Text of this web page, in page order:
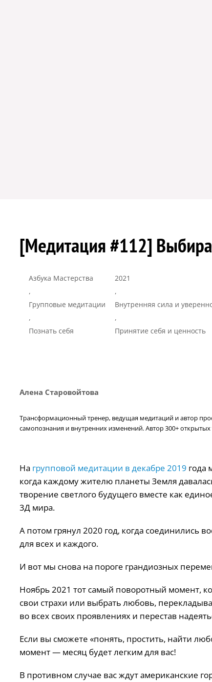
[Медитация #112]
Азбука Мастерства
,
Групповые медитации
,
Познать себя
2021
,
Внутренняя сила и
,
Принятие себя и ценность
Алена Старовойтова
Трансформационный тренер, ведущая медитаций и автор
самопознания и внутренних изменений. Автор 300+
На групповой медитации в декабре 2019 года
когда каждому жителю планеты Земля
творение светлого будущего вместе как
3Д мира.
А потом грянул 2020 год, когда соединились
для всех и каждого.
И вот мы снова на пороге грандиозных
Ноябрь 2021 тот самый поворотный момент,
свои страхи или выбрать любовь,
во всех своих проявлениях и перестав
Если вы сможете «понять, простить, найти
момент — месяц будет легким для вас!
В противном случае вас ждут американские